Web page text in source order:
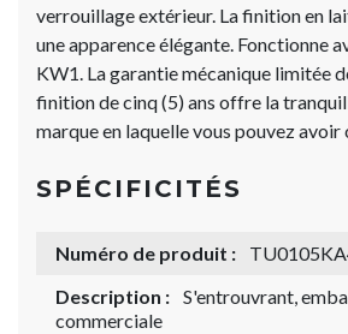
verrouillage extérieur. La finition en
une apparence élégante. Fonctionne
KW1. La garantie mécanique limitée
finition de cinq (5) ans offre la
marque en laquelle vous pouvez avoir
SPÉCIFICITÉS
Numéro de produit :
Description : S'entrouvrant,
commerciale